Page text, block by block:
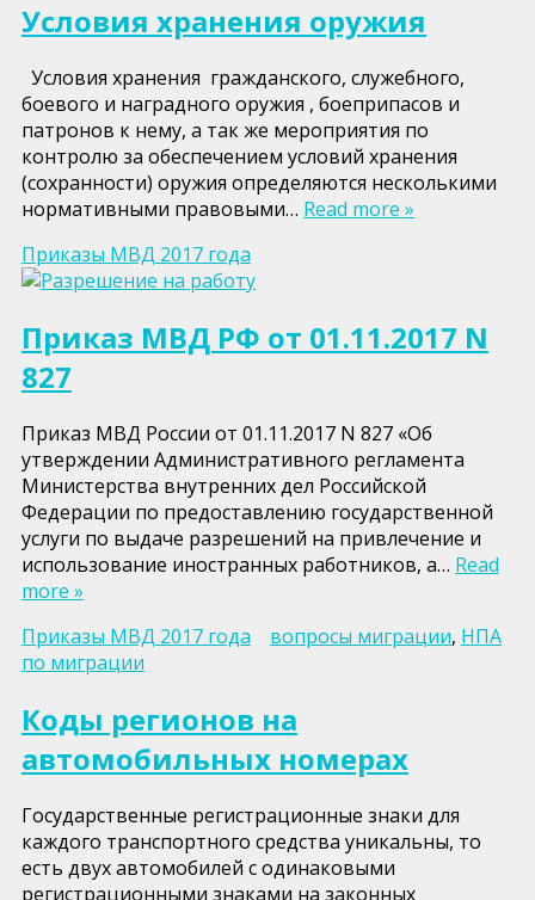
Условия хранения оружия
Условия хранения гражданского, служебного,
боевого и наградного оружия , боеприпасов и
патронов к нему, а так же мероприятия по
контролю за обеспечением условий хранения
(сохранности) оружия определяются несколькими
нормативными правовыми… Read more »
Приказы МВД 2017 года
Приказ МВД РФ от 01.11.2017 N
827
Приказ МВД России от 01.11.2017 N 827 «Об
утверждении Административного регламента
Министерства внутренних дел Российской
Федерации по предоставлению государственной
услуги по выдаче разрешений на привлечение и
использование иностранных работников, а… Read
more »
Приказы МВД 2017 года
вопросы миграции, НПА
по миграции
Коды регионов на
автомобильных номерах
Государственные регистрационные знаки для
каждого транспортного средства уникальны, то
есть двух автомобилей с одинаковыми
регистрационными знаками на законных